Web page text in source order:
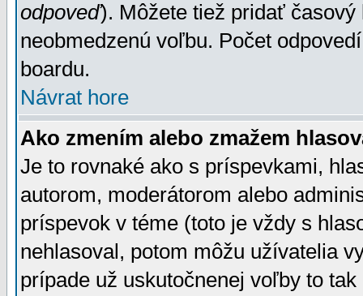
odpoveď). Môžete tiež pridať
neobmedzenú voľbu. Počet
boardu.
Návrat hore
Ako zmením alebo zmažem
Je to rovnaké ako s príspevkami,
autorom, moderátorom alebo
príspevok v téme (toto je vždy s
nehlasoval, potom môžu užívatelia
prípade už uskutočnenej voľby to